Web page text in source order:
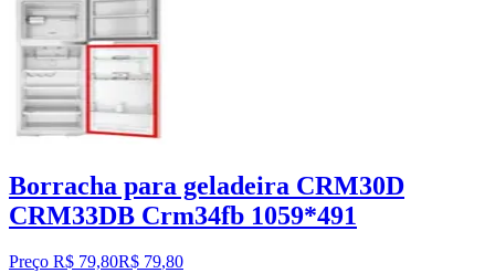
Borracha para geladeira CRM30D
CRM33DB Crm34fb 1059*491
Preço R$ 79,80R$ 79,80